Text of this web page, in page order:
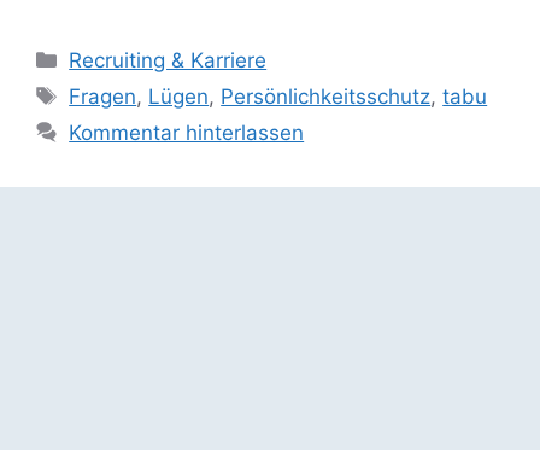
Kategorien
Recruiting & Karriere
Schlagwörter
Fragen, Lügen, Persönlichkeitsschutz,tabu
Kommentar hinterlassen